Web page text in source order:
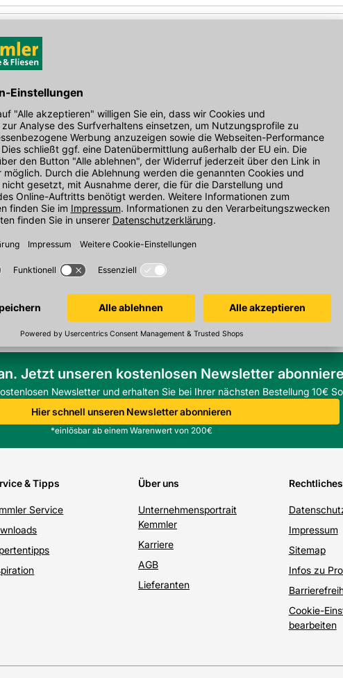
inkl. MwSt.
Sofort verfügbar
Dörken Delta-Dachplane
6x10m
Artikelnummer:4030110001
inkl. MwSt.
Jetzt unseren kostenlosen Newsletter
Newsletter und erhalten Sie bei Ihrer nächsten Bestellung 10€
Hier schnell unseren Newsletter abonnieren
*einlösbar ab einem Warenwert von 200€
& Tipps
Service
Über uns
Unternehmensportrait
Kemmler
Karriere
AGB
Lieferanten
Rechtliches
Impressum
Sitemap
Infos zu
Cookie-
bearbeiten